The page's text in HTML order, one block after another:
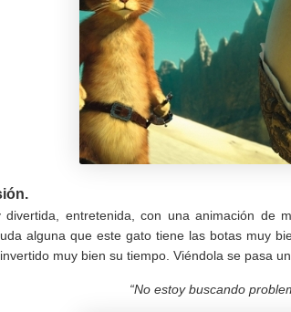
divertida, entretenida, con una animación de
alguna que este gato tiene las botas muy
muy bien su tiempo. Viéndola se pasa
“No estoy buscando